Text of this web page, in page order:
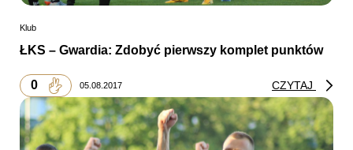
Klub
ŁKS – Gwardia: Zdobyć pierwszy komplet punktów
0 05.08.2017 CZYTAJ